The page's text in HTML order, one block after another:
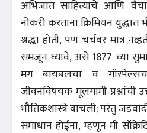
अभिजात साहित्याचे आणि
नोकरी करताना क्रिमियन युद्धात
श्रद्धा होती, पण चर्चवर मात्र
समजून घ्यावे, असे 1877 च्या
मग बायबलचा व
जीवनविषयक मूलगामी प्रश्नांची
भौतिकशास्त्रे वाचली; परंतु
समाधान होईना, म्हणून मी